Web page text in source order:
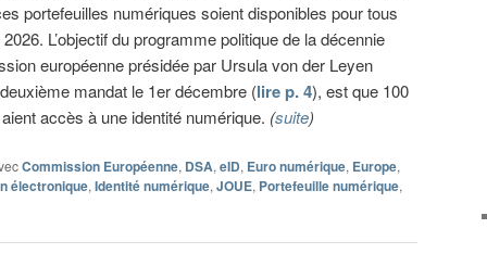
portefeuilles numériques soient disponibles pour tous
L’objectif du programme politique de la décennie
européenne présidée par Ursula von der Leyen
mandat le 1er décembre (lire p. 4), est que 100
accès à une identité numérique. (suite)
Commission Européenne, DSA,eID, Euro numérique, Europe,
électronique,Identité numérique,JOUE, Portefeuille numérique,